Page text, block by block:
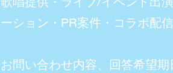
ーション・PR案件・コラボ配
お問い合わせ内容、回答希望期